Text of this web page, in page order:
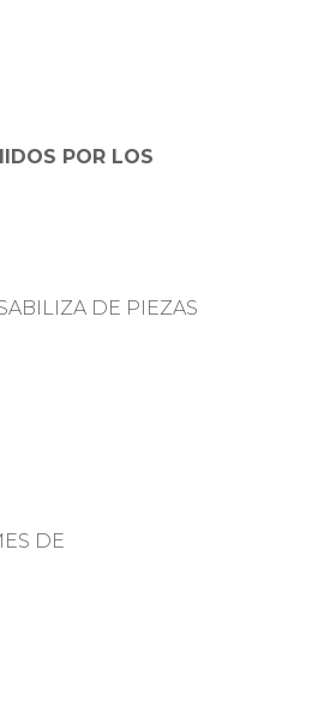
POR LOS
DE PIEZAS
DE